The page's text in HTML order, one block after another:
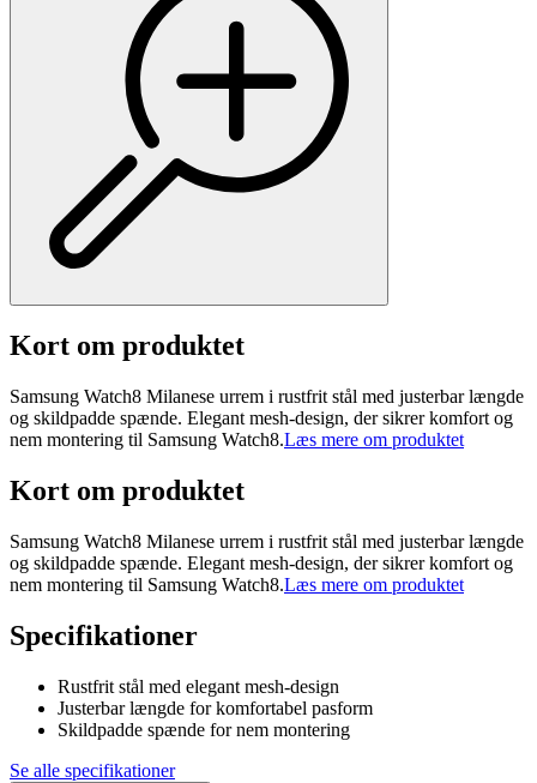
Kort om produktet
Samsung Watch8 Milanese urrem i rustfrit stål med justerbar længde
og skildpadde spænde. Elegant mesh-design, der sikrer komfort og
nem montering til Samsung Watch8.Læs mere om produktet
Kort om produktet
Samsung Watch8 Milanese urrem i rustfrit stål med justerbar længde
og skildpadde spænde. Elegant mesh-design, der sikrer komfort og
nem montering til Samsung Watch8.Læs mere om produktet
Specifikationer
Rustfrit stål med elegant mesh-design
Justerbar længde for komfortabel pasform
Skildpadde spænde for nem montering
Se alle specifikationer